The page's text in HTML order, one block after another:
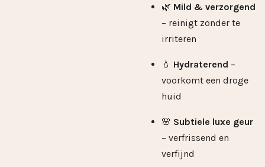
🌿 Mild & verzorgend
– reinigt zonder te
irriteren
💧 Hydraterend –
voorkomt een droge
huid
🌸 Subtiele luxe geur
– verfrissend en
verfijnd